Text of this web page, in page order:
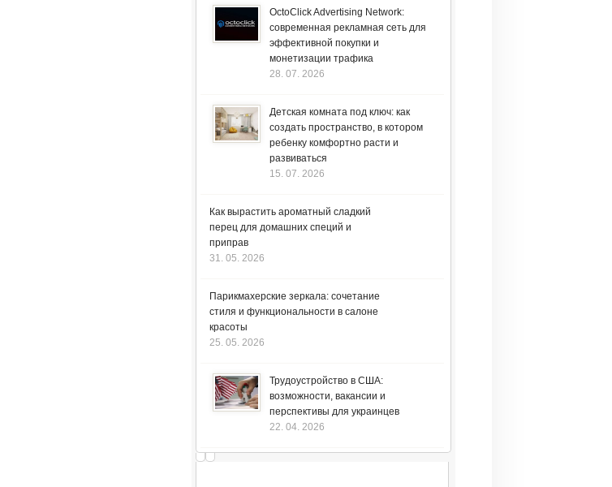
OctoClick Advertising Network:
современная рекламная сеть для
эффективной покупки и
монетизации трафика
28. 07. 2026
Детская комната под ключ: как
создать пространство, в котором
ребенку комфортно расти и
развиваться
15. 07. 2026
Как вырастить ароматный сладкий
перец для домашних специй и
приправ
31. 05. 2026
Парикмахерские зеркала: сочетание
стиля и функциональности в салоне
красоты
25. 05. 2026
Трудоустройство в США:
возможности, вакансии и
перспективы для украинцев
22. 04. 2026